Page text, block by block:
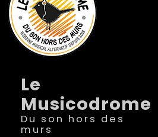
Le
Musicodrome
Du son hors des
murs